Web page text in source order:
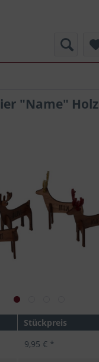
"Name" Holz
Stückpreis
9,95 € *